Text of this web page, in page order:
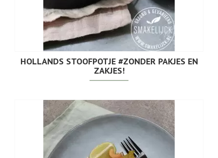
HOLLANDS STOOFPOTJE #ZONDER PAKJES EN
ZAKJES!